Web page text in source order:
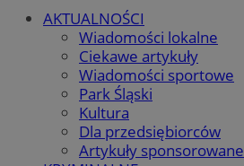
AKTUALNOŚCI
Wiadomości lokalne
Ciekawe artykuły
Wiadomości sportowe
Park Śląski
Kultura
Dla przedsiębiorców
Artykuły sponsorowane